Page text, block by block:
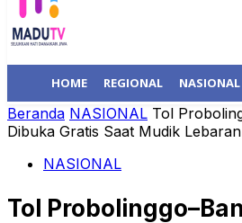
HOME REGIONAL NASIONAL
Beranda NASIONAL Tol
Dibuka Gratis Saat Mudik
NASIONAL
Tol